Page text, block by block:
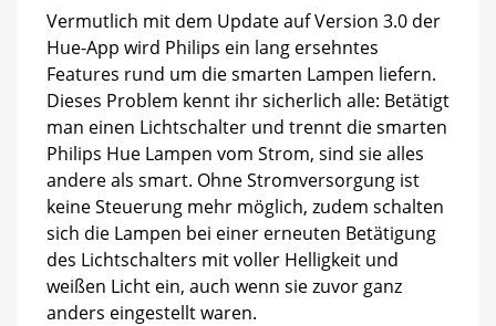
sich
bald
letzten
Status
merken
Vermutlich mit dem Update auf Version 3.0 der
Hue-App wird Philips ein lang ersehntes
Features rund um die smarten Lampen liefern.
Dieses Problem kennt ihr sicherlich alle: Betätigt
man einen Lichtschalter und trennt die smarten
Philips Hue Lampen vom Strom, sind sie alles
andere als smart. Ohne Stromversorgung ist
keine Steuerung mehr möglich, zudem schalten
sich die Lampen bei einer erneuten Betätigung
des Lichtschalters mit voller Helligkeit und
weißen Licht ein, auch wenn sie zuvor ganz
anders eingestellt waren.